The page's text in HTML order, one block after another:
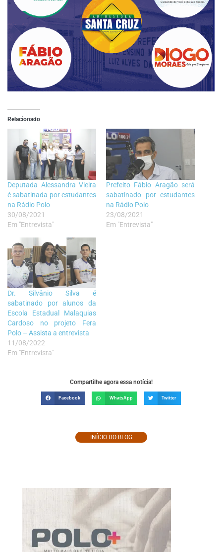
Relacionado
Deputada Alessandra Vieira
é sabatinada por estudantes
na Rádio Polo
30/08/2021
Em "Entrevista"
Prefeito Fábio Aragão será
sabatinado por estudantes
na Rádio Polo
23/08/2021
Em "Entrevista"
Dr. Silvânio Silva é
sabatinado por alunos da
Escola Estadual Malaquias
Cardoso no projeto Fera
Polo – Assista a entrevista
11/08/2022
Em "Entrevista"
Compartilhe agora essa notícia!
Facebook WhatsApp Twitter
INÍCIO DO BLOG